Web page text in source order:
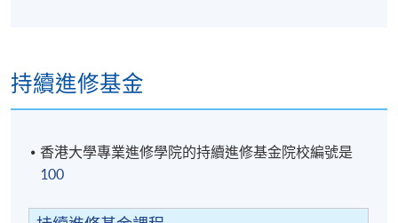
持續進修基金
香港大學專業進修學院的持續進修基金院校編號是
100